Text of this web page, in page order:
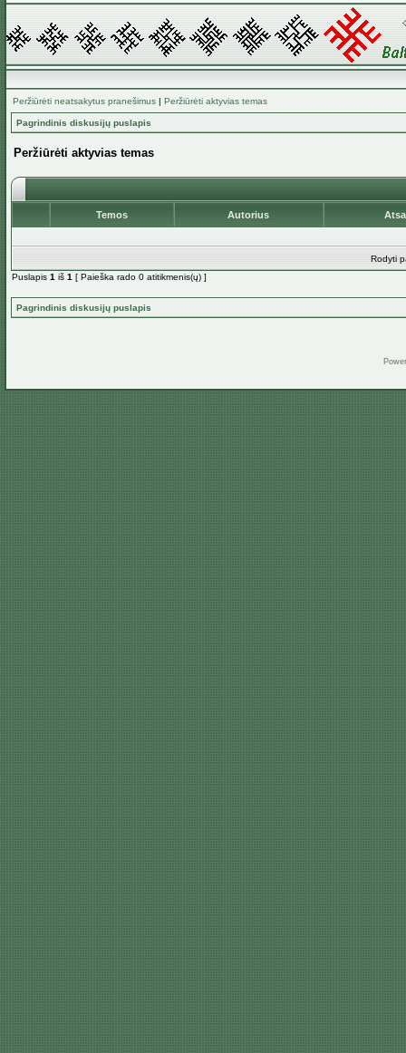
Peržiūrėti neatsakytus pranešimus | Peržiūrėti aktyvias temas
Pagrindinis diskusijų puslapis
Peržiūrėti aktyvias temas
Temos Autorius
Rodyti
Puslapis 1 iš 1 [ Paieška rado 0 atitikmenis(ų) ]
Pagrindinis diskusijų puslapis